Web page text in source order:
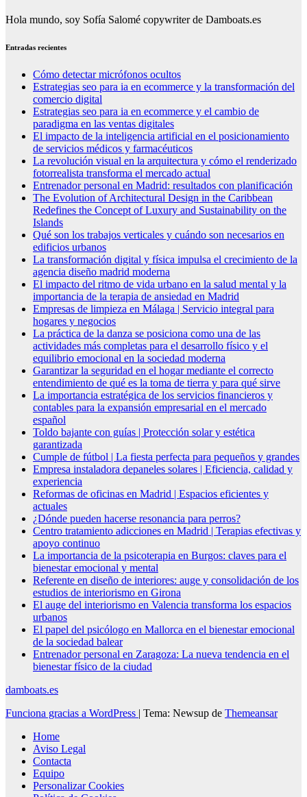
Hola mundo, soy Sofía Salomé copywriter de Damboats.es
Entradas recientes
Cómo detectar micrófonos ocultos
Estrategias seo para ia en ecommerce y la transformación del
comercio digital
Estrategias seo para ia en ecommerce y el cambio de
paradigma en las ventas digitales
El impacto de la inteligencia artificial en el posicionamiento
de servicios médicos y farmacéuticos
La revolución visual en la arquitectura y cómo el renderizado
fotorrealista transforma el mercado actual
Entrenador personal en Madrid: resultados con planificación
The Evolution of Architectural Design in the Caribbean
Redefines the Concept of Luxury and Sustainability on the
Islands
Qué son los trabajos verticales y cuándo son necesarios en
edificios urbanos
La transformación digital y física impulsa el crecimiento de la
agencia diseño madrid moderna
El impacto del ritmo de vida urbano en la salud mental y la
importancia de la terapia de ansiedad en Madrid
Empresas de limpieza en Málaga | Servicio integral para
hogares y negocios
La práctica de la danza se posiciona como una de las
actividades más completas para el desarrollo físico y el
equilibrio emocional en la sociedad moderna
Garantizar la seguridad en el hogar mediante el correcto
entendimiento de qué es la toma de tierra y para qué sirve
La importancia estratégica de los servicios financieros y
contables para la expansión empresarial en el mercado
español
Toldo bajante con guías | Protección solar y estética
garantizada
Cumple de fútbol | La fiesta perfecta para pequeños y grandes
Empresa instaladora depaneles solares | Eficiencia, calidad y
experiencia
Reformas de oficinas en Madrid | Espacios eficientes y
actuales
¿Dónde pueden hacerse resonancia para perros?
Centro tratamiento adicciones en Madrid | Terapias efectivas y
apoyo continuo
La importancia de la psicoterapia en Burgos: claves para el
bienestar emocional y mental
Referente en diseño de interiores: auge y consolidación de los
estudios de interiorismo en Girona
El auge del interiorismo en Valencia transforma los espacios
urbanos
El papel del psicólogo en Mallorca en el bienestar emocional
de la sociedad balear
Entrenador personal en Zaragoza: La nueva tendencia en el
bienestar físico de la ciudad
damboats.es
Funciona gracias a WordPress | Tema: Newsup de Themeansar
Home
Aviso Legal
Contacta
Equipo
Personalizar Cookies